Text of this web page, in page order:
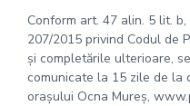
Conform art. 47 alin. 5 lit.
207/2015 privind Codul de
și completările ulterioare,
comunicate la 15 zile de la
orașului Ocna Mureș,